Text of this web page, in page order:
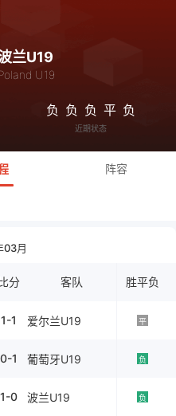
兰U19
U19
负 负 负 平 负
近期状态
阵容
03月
比分 客队 胜平负
1-1 爱尔兰U19 平
0-1 葡萄牙U19 负
1-0 波兰U19 负